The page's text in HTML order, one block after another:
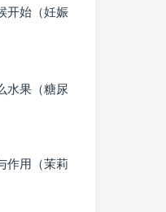
开始（妊娠
水果（糖尿
作用（茉莉